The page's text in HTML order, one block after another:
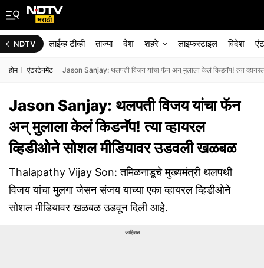
NDTV लाईव्ह टीव्ही ताज्या देश शहरे लाइफस्टाइल विदेश
होम एंटरटेनमेंट Jason Sanjay: थलपती विजय यांचा फॅन अन् मुलाला केलं किडनॅप! त्या
Jason Sanjay: थलपती विजय यांचा फॅन
अन् मुलाला केलं किडनॅप! त्या व्हायरल
व्हिडीओने सोशल मीडियावर उडवली खळबळ
Thalapathy Vijay Son: तमिळनाडूचे मुख्यमंत्री थलपथी
विजय यांचा मुलगा जेसन संजय याच्या एका व्हायरल व्हिडीओने
सोशल मीडियावर खळबळ उडवून दिली आहे.
जाहिरात